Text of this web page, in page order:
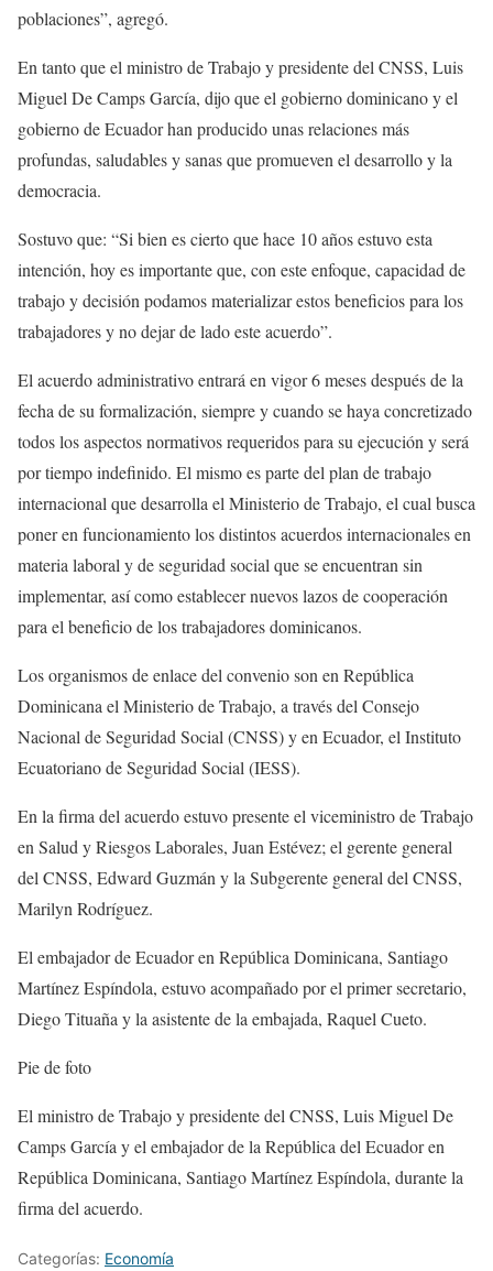
poblaciones”, agregó.
En tanto que el ministro de Trabajo y presidente del CNSS, Luis
Miguel De Camps García, dijo que el gobierno dominicano y el
gobierno de Ecuador han producido unas relaciones más
profundas, saludables y sanas que promueven el desarrollo y la
democracia.
Sostuvo que: “Si bien es cierto que hace 10 años estuvo esta
intención, hoy es importante que, con este enfoque, capacidad de
trabajo y decisión podamos materializar estos beneficios para los
trabajadores y no dejar de lado este acuerdo”.
El acuerdo administrativo entrará en vigor 6 meses después de la
fecha de su formalización, siempre y cuando se haya concretizado
todos los aspectos normativos requeridos para su ejecución y será
por tiempo indefinido. El mismo es parte del plan de trabajo
internacional que desarrolla el Ministerio de Trabajo, el cual busca
poner en funcionamiento los distintos acuerdos internacionales en
materia laboral y de seguridad social que se encuentran sin
implementar, así como establecer nuevos lazos de cooperación
para el beneficio de los trabajadores dominicanos.
Los organismos de enlace del convenio son en República
Dominicana el Ministerio de Trabajo, a través del Consejo
Nacional de Seguridad Social (CNSS) y en Ecuador, el Instituto
Ecuatoriano de Seguridad Social (IESS).
En la firma del acuerdo estuvo presente el viceministro de Trabajo
en Salud y Riesgos Laborales, Juan Estévez; el gerente general
del CNSS, Edward Guzmán y la Subgerente general del CNSS,
Marilyn Rodríguez.
El embajador de Ecuador en República Dominicana, Santiago
Martínez Espíndola, estuvo acompañado por el primer secretario,
Diego Tituaña y la asistente de la embajada, Raquel Cueto.
Pie de foto
El ministro de Trabajo y presidente del CNSS, Luis Miguel De
Camps García y el embajador de la República del Ecuador en
República Dominicana, Santiago Martínez Espíndola, durante la
firma del acuerdo.
Categorías: Economía